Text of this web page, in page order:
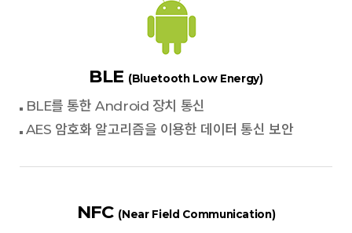
BLE (Bluetooth Low Energy)
BLE를 통한 Android 장치 통신
AES 암호화 알고리즘을 이용한 데이터 통신 보안
NFC (Near Field Communication)